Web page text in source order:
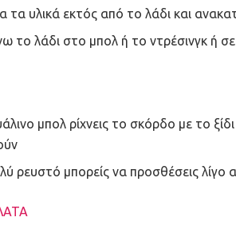
τα υλικά εκτός από το λάδι και
το λάδι στο μπολ ή το ντρέσινγκ ή
μπολ ρίχνεις το σκόρδο με το
ρευστό μπορείς να προσθέσεις λίγο